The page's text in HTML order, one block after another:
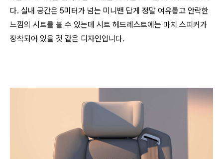
다. 실내 공간은 5미터가 넘는 미니밴 답게 정말 여유롭고 안락한
느낌의 시트를 볼 수 있는데 시트 헤드레스트에는 마치 스피커가
장착되어 있을 것 같은 디자인입니다.